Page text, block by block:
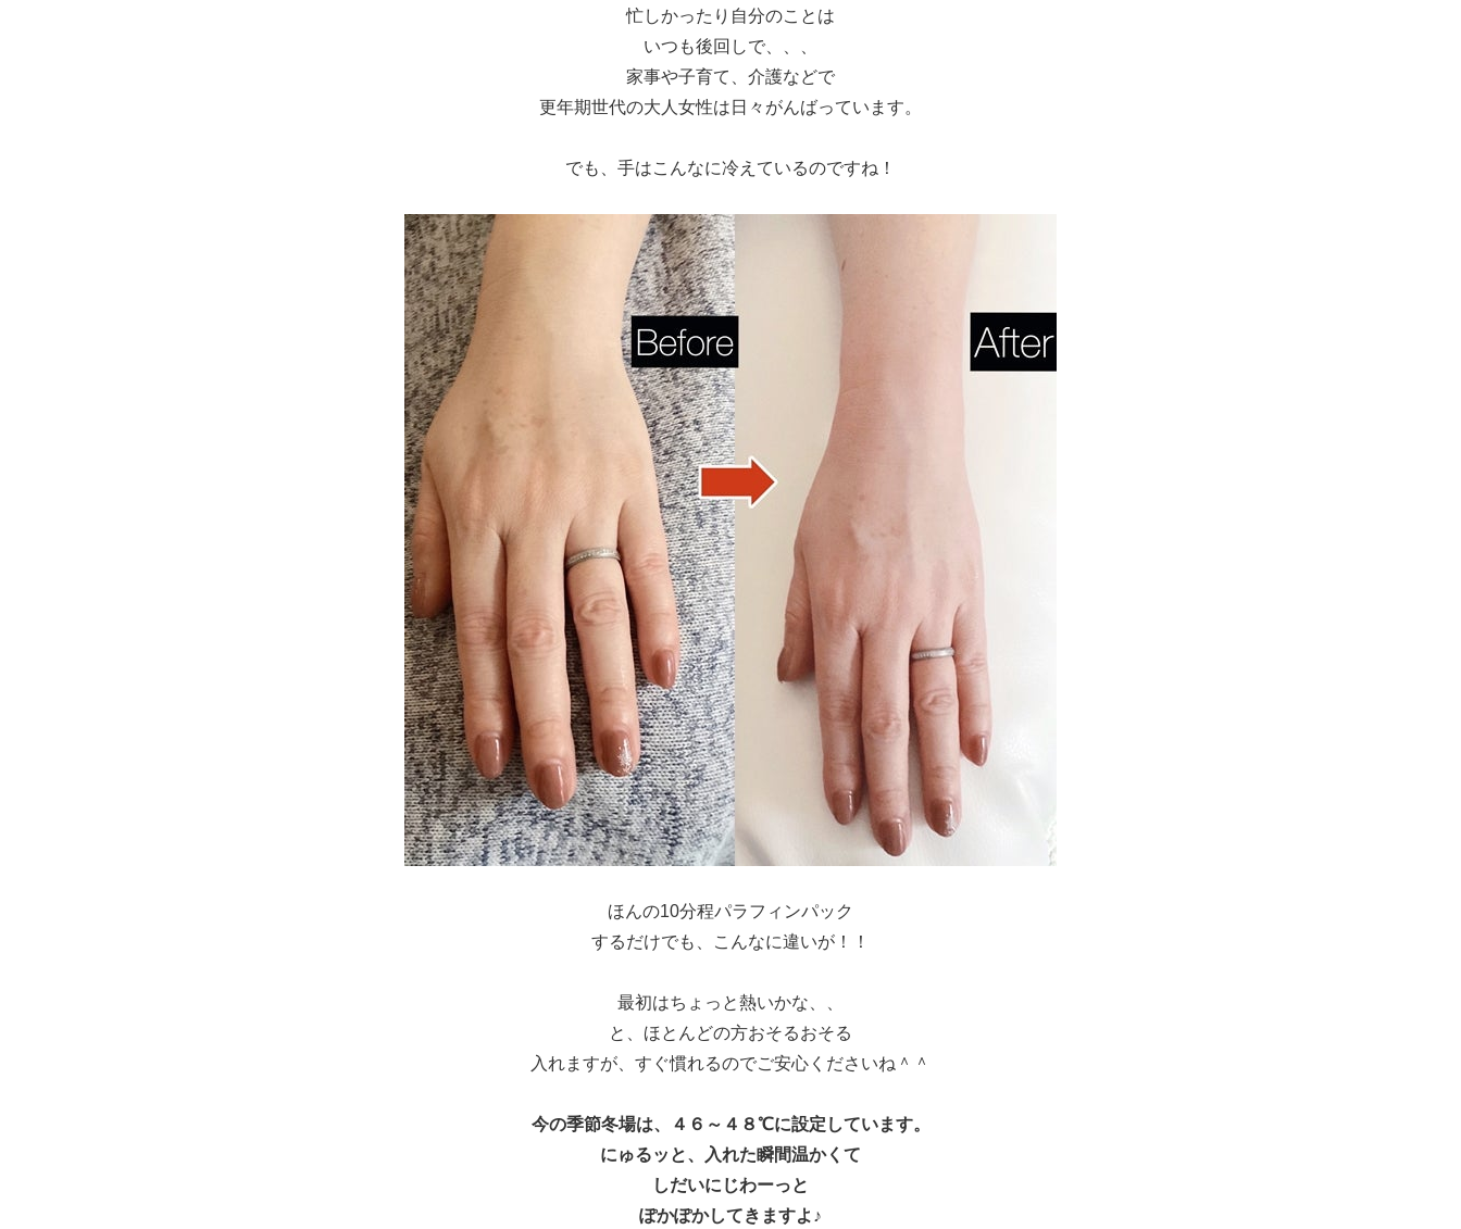
忙しかったり自分のことは
いつも後回しで、、、
家事や子育て、介護などで
更年期世代の大人女性は日々がんばっています。
でも、手はこんなに冷えているのですね！
ほんの10分程パラフィンパック
するだけでも、こんなに違いが！！
最初はちょっと熱いかな、、
と、ほとんどの方おそるおそる
入れますが、すぐ慣れるのでご安心くださいね＾＾
今の季節冬場は、４６～４８℃に設定しています。
にゅるッと、入れた瞬間温かくて
しだいにじわーっと
ぽかぽかしてきますよ♪